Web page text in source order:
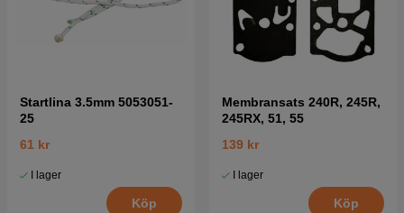
Startlina 3.5mm 5053051-
25
61 kr
I lager
Köp
Membransats 240R, 245R,
245RX, 51, 55
139 kr
I lager
Köp